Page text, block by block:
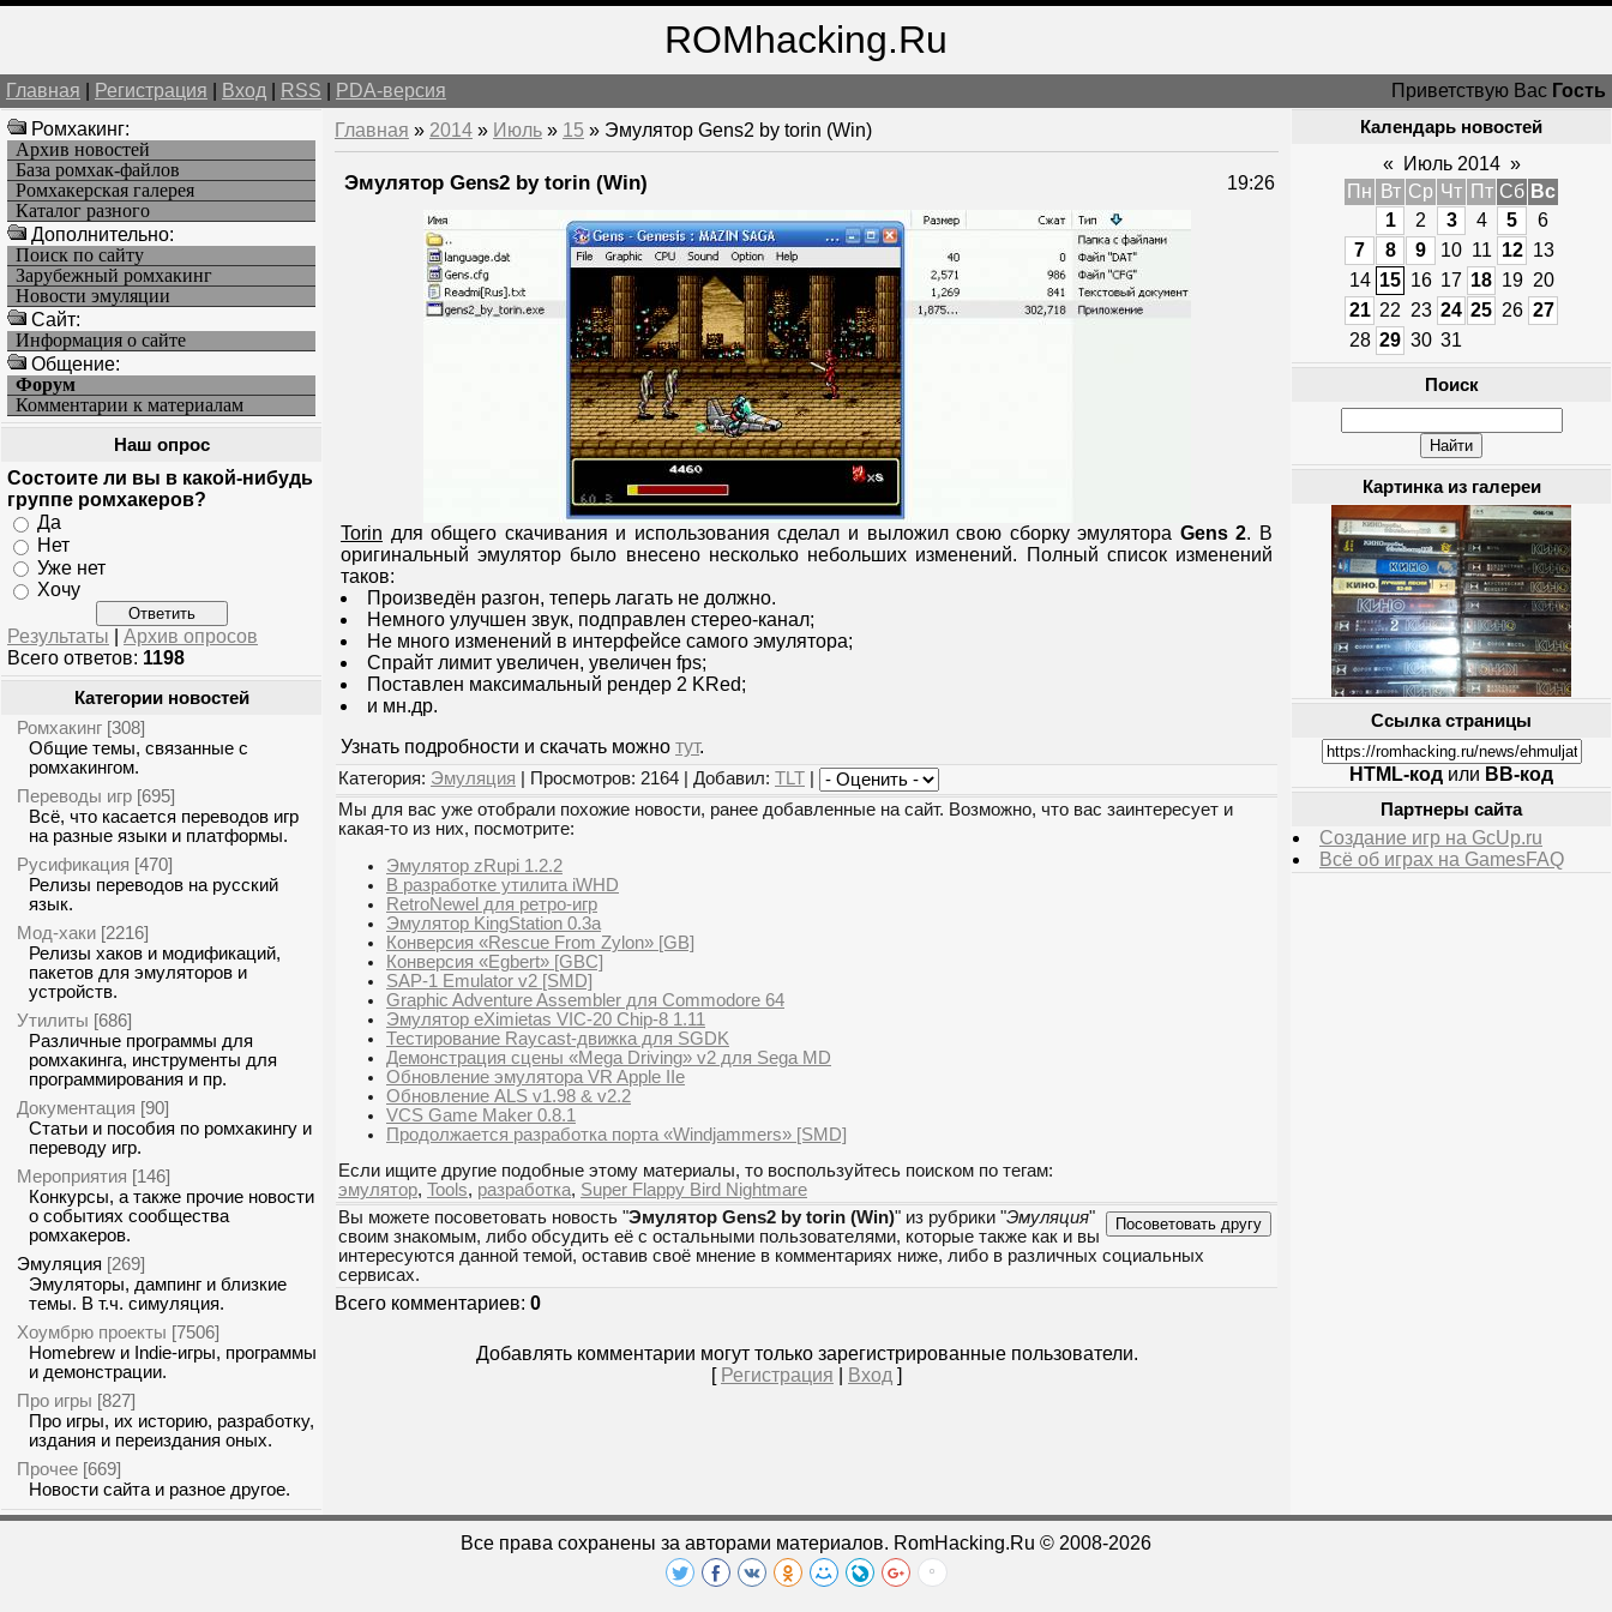
ROMhacking.Ru
Главная Регистрация Вход RSS PDA-версия Приветствую Вас Гость
Ромхакинг:
Архив новостей
База ромхак-файлов
Ромхакерская галерея
Каталог разного
Дополнительно:
Поиск по сайту
Зарубежный ромхакинг
Новости эмуляции
Cайт:
Информация о сайте
Общение:
Форум
Комментарии к материалам
Наш опрос
Состоите ли вы в какой-нибудь
группе ромхакеров?
Да
Нет
Уже нет
Хочу
Результаты
Архив опросов
Всего ответов: 1198
Категории новостей
Ромхакинг [308]
Общие темы, связанные с
ромхакингом.
Переводы игр [695]
Всё, что касается переводов игр
на разные языки и платформы.
Русификация [470]
Релизы переводов на русский
язык.
Мод-хаки [2216]
Релизы хаков и модификаций,
пакетов для эмуляторов и
устройств.
Утилиты [686]
Различные программы для
ромхакинга, инструменты для
программирования и пр.
Документация [90]
Статьи и пособия по ромхакингу и
переводу игр.
Мероприятия [146]
Конкурсы, а также прочие новости
о событиях сообщества
ромхакеров.
Эмуляция [269]
Эмуляторы, дампинг и близкие
темы. В т.ч. симуляция.
Хоумбрю проекты [7506]
Homebrew и Indie-игры, программы
и демонстрации.
Про игры [827]
Про игры, их историю, разработку,
издания и переиздания оных.
Прочее [669]
Новости сайта и разное другое.
Главная » 2014 » Июль » 15 » Эмулятор Gens2 by torin (Win)
Эмулятор Gens2 by torin (Win) 19:26
Torin для общего скачивания и использования сделал и выложил свою сборку эмулятора Gens 2. В
оригинальный эмулятор было внесено несколько небольших изменений. Полный список изменений
таков:
Произведён разгон, теперь лагать не должно.
Немного улучшен звук, подправлен стерео-канал;
Не много изменений в интерфейсе самого эмулятора;
Спрайт лимит увеличен, увеличен fps;
Поставлен максимальный рендер 2 KRed;
и мн.др.
Узнать подробности и скачать можно тут.
Категория: Эмуляция | Просмотров: 2164 | Добавил: TLT
Мы для вас уже отобрали похожие новости, ранее добавленные на сайт. Возможно, что вас заинтересует и
какая-то из них, посмотрите:
Эмулятор zRupi 1.2.2
В разработке утилита iWHD
RetroNewel для ретро-игр
Эмулятор KingStation 0.3a
Конверсия «Rescue From Zylon» [GB]
Конверсия «Egbert» [GBC]
SAP-1 Emulator v2 [SMD]
Graphic Adventure Assembler для Commodore 64
Эмулятор eXimietas VIC-20 Chip-8 1.11
Тестирование Raycast-движка для SGDK
Демонстрация сцены «Mega Driving» v2 для Sega MD
Обновление эмулятора VR Apple IIe
Обновление ALS v1.98 & v2.2
VCS Game Maker 0.8.1
Продолжается разработка порта «Windjammers» [SMD]
Если ищите другие подобные этому материалы, то воспользуйтесь поиском по тегам:
эмулятор, Tools, разработка, Super Flappy Bird Nightmare
Вы можете посоветовать новость "Эмулятор Gens2 by torin (Win)" из рубрики "Эмуляция"
своим знакомым, либо обсудить её с остальными пользователями, которые также как и вы
интересуются данной темой, оставив своё мнение в комментариях ниже, либо в различных социальных
сервисах.
Всего комментариев: 0
Добавлять комментарии могут только зарегистрированные пользователи.
[ Регистрация Вход ]
Календарь новостей
« Июль 2014 »
Пн
Вт Ср Чт Пт Сб Вс
1
2 3 4 5
6
7
8 9 10 11 12 13
14 15 16 17 18 19 20
21 22 23 24 25 26 27
28 29 30 31
Поиск
Картинка из галереи
Ссылка страницы
HTML-код или BB-код
Партнеры сайта
Создание игр на GcUp.ru
Всё об играх на GamesFAQ
Все права сохранены за авторами материалов. RomHacking.Ru © 2008-2026